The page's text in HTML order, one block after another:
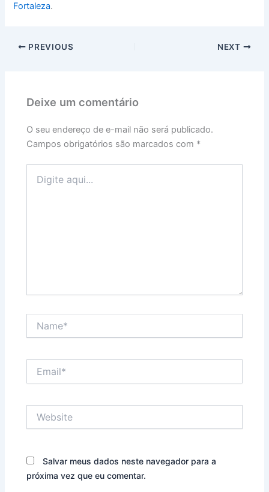
Fortaleza.
PREVIOUS NEXT
Deixe um comentário
O seu endereço de e-mail não será publicado.
Campos obrigatórios são marcados com *
aqui...
Salvar meus dados neste navegador para a
próxima vez que eu comentar.